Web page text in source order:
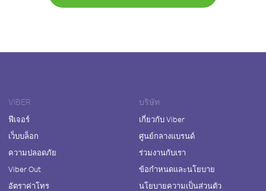
VIBER
ฟีเจอร์
เว็บบล็อก
ความปลอดภัย
Viber Out
อัตราค่าโทร
บริษัท
เกี่ยวกับ Viber
ศูนย์กลางแบรนด์
ร่วมงานกับเรา
ข้อกำหนดและนโยบาย
นโยบายความเป็นส่วนตัว